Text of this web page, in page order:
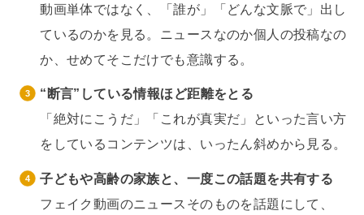
動画単体ではなく、「誰が」「どんな文脈で」出し
ているのかを見る。ニュースなのか個人の投稿なの
か、せめてそこだけでも意識する。
“断言”している情報ほど距離をとる
「絶対にこうだ」「これが真実だ」といった言い方
をしているコンテンツは、いったん斜めから見る。
子どもや高齢の家族と、一度この話題を共有する
フェイク動画のニュースそのものを話題にして、